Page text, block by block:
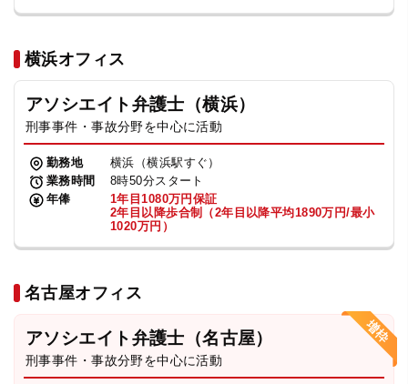
横浜オフィス
アソシエイト弁護士（横浜）
刑事事件・事故分野を中心に活動
勤務地
横浜（横浜駅すぐ）
業務時間
8時50分スタート
年俸
1年目1080万円保証
2年目以降歩合制（2年目以降平均1890万円/最小
1020万円）
名古屋オフィス
アソシエイト弁護士（名古屋）
刑事事件・事故分野を中心に活動